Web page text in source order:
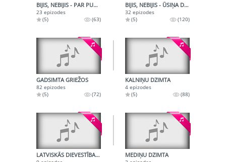
BIJIS, NEBIJIS - PAR PUTNIEM
23 epizodes
(5)
(63)
BIJIS, NEBIJIS - ŪSIŅA DIENA, PUTNU DZIESMAS, MĀTES DIENA
32 epizodes
(5)
(120)
GADSIMTA GRIEŽOS
82 epizodes
(5)
(72)
KALNIŅU DZIMTA
4 epizodes
(5)
(88)
LATVISKĀS DIEVESTĪBAS APSKATS MEDIŅU DZIMTA